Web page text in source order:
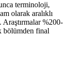
terminoloji,
olarak aralıklı
Araştırmalar %200-
bölümden final